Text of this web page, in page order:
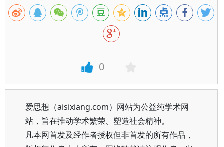
0
爱思想（aisixiang.com）网站为公益纯学术网
站，旨在推动学术繁荣、塑造社会精神。
凡本网首发及经作者授权但非首发的所有作品，